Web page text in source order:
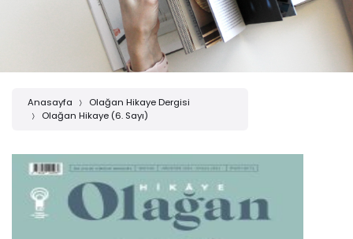
Anasayfa
Olağan Hikaye Dergisi
Olağan Hikaye (6. Sayı)